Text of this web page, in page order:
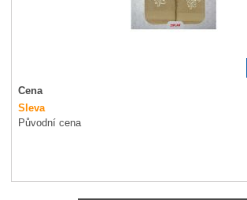
Cena
Sleva
Původní cena